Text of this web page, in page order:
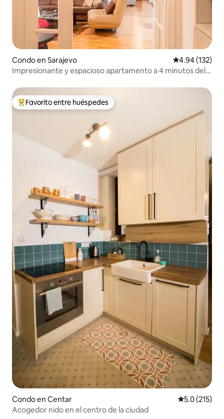
Condo en Sarajevo Calificación
4.94 (132)
Impresionante y espacioso apartamento a 4 minutos del
Favorito entre huéspedes preferido
Favorito entre huéspedes
Condo en Centar Calificación
5.0 (215)
Acogedor nido en el centro de la ciudad